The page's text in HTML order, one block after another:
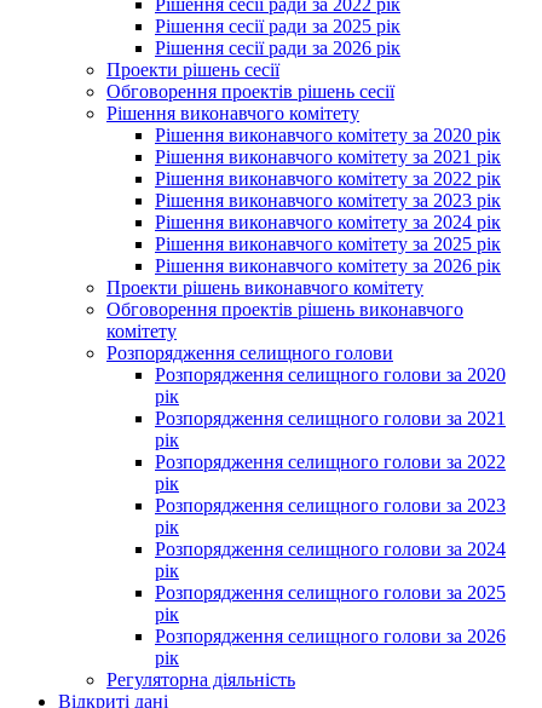
Рішення сесії ради за 2022 рік
Рішення сесії ради за 2025 рік
Рішення сесії ради за 2026 рік
Проекти рішень сесії
Обговорення проектів рішень сесії
Рішення виконавчого комітету
Рішення виконавчого комітету за 2020 рік
Рішення виконавчого комітету за 2021 рік
Рішення виконавчого комітету за 2022 рік
Рішення виконавчого комітету за 2023 рік
Рішення виконавчого комітету за 2024 рік
Рішення виконавчого комітету за 2025 рік
Рішення виконавчого комітету за 2026 рік
Проекти рішень виконавчого комітету
Обговорення проектів рішень виконавчого
комітету
Розпорядження селищного голови
Розпорядження селищного голови за 2020
рік
Розпорядження селищного голови за 2021
рік
Розпорядження селищного голови за 2022
рік
Розпорядження селищного голови за 2023
рік
Розпорядження селищного голови за 2024
рік
Розпорядження селищного голови за 2025
рік
Розпорядження селищного голови за 2026
рік
Регуляторна діяльність
Відкриті дані